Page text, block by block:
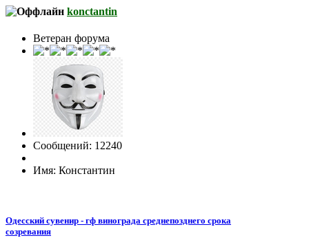
konctantin
Ветеран форума
Сообщений: 12240
Имя: Константин
Одесский сувенир - гф винограда среднепозднего срока
созревания